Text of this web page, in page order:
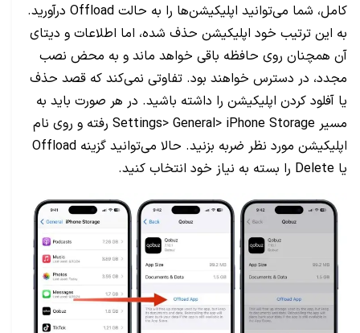
کامل، شما می‌توانید اپلیکیشن‌ها را به حالت Offload درآورید.
به این ترتیب خود اپلیکیشن حذف شده، اما اطلاعات و دیتای
آن همچنان روی حافظه باقی خواهد ماند و به محض نصب
مجدد، در دسترس خواهند بود. تفاوتی نمی‌کند که قصد حذف
یا آفلود کردن اپلیکیشن را داشته باشید. در هر صورت باید به
مسیر Settings> General> iPhone Storage رفته و روی نام
اپلیکیشن مورد نظر ضربه بزنید. حالا می‌توانید گزینه Offload
یا Delete را بسته به نیاز خود انتخاب کنید.